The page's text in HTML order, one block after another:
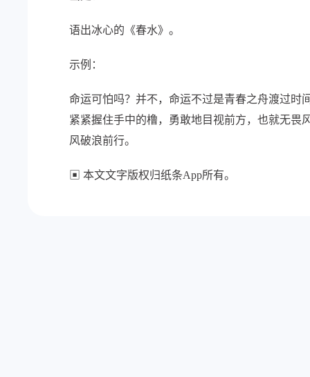
语出冰心的《春水》。
示例：
命运可怕吗？并不，命运不过是青春之舟渡过时
紧紧握住手中的橹，勇敢地目视前方，也就无畏
风破浪前行。
▣ 本文文字版权归纸条App所有。